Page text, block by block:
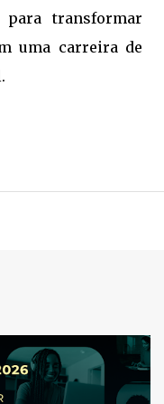
transformar
uma carreira de